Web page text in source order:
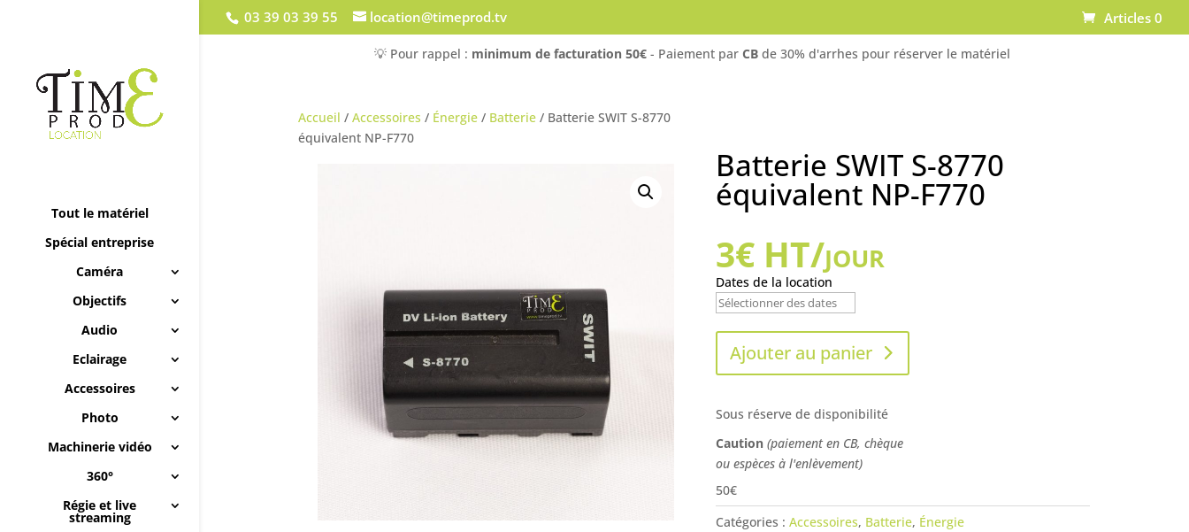
03 39 03 39 55 location@timeprod.tv Articles 0
Tout le matériel
Spécial entreprise
Caméra
Objectifs
Audio
Eclairage
Accessoires
Photo
Machinerie vidéo
360°
Régie et live
streaming
💡 Pour rappel : minimum de facturation 50€ - Paiement par CB de 30% d'arrhes pour réserver le matériel
Accueil / Accessoires / Énergie/ Batterie/ Batterie SWIT S-8770
équivalent NP-F770
Batterie SWIT S-8770
équivalent NP-F770
3€ HT/jour
Dates de la location
Ajouter au panier
Sous réserve de disponibilité
Caution (paiement en CB, chèque
ou espèces à l'enlèvement)
50€
Catégories :Accessoires, Batterie, Énergie